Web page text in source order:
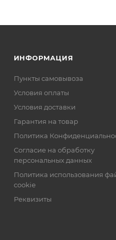
ИНФОРМАЦИЯ
Пункты самовывоза
Условия оплаты
Условия доставки
Гарантия на товар
Политика
Согласие на обработку
персональных данных
Политика использования
cookie
Реквизиты